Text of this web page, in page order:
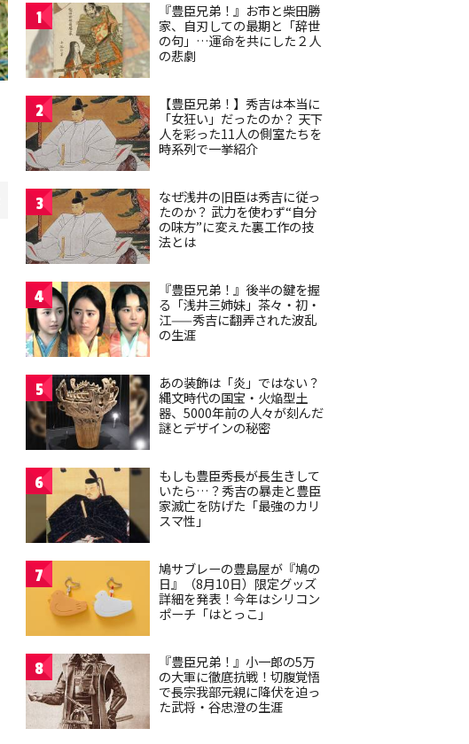
1
『豊臣兄弟！』お市と柴田勝
家、自刃しての最期と「辞世
の句」…運命を共にした２人
の悲劇
2
【豊臣兄弟！】秀吉は本当に
「女狂い」だったのか？ 天下
人を彩った11人の側室たちを
時系列で一挙紹介
3
なぜ浅井の旧臣は秀吉に従っ
たのか？ 武力を使わず“自分
の味方”に変えた裏工作の技
法とは
4
『豊臣兄弟！』後半の鍵を握
る「浅井三姉妹」茶々・初・
江——秀吉に翻弄された波乱
の生涯
5
あの装飾は「炎」ではない？
縄文時代の国宝・火焔型土
器、5000年前の人々が刻んだ
謎とデザインの秘密
6
もしも豊臣秀長が長生きして
いたら…？秀吉の暴走と豊臣
家滅亡を防げた「最強のカリ
スマ性」
7
鳩サブレーの豊島屋が『鳩の
日』（8月10日）限定グッズ
詳細を発表！今年はシリコン
ポーチ「はとっこ」
8
『豊臣兄弟！』小一郎の5万
の大軍に徹底抗戦！切腹覚悟
で長宗我部元親に降伏を迫っ
た武将・谷忠澄の生涯